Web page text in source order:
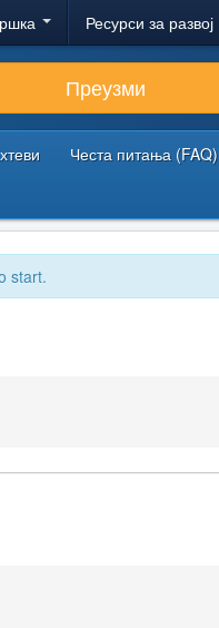
Ресурси за развој
Преузми
Честа питања (FAQ)
start.